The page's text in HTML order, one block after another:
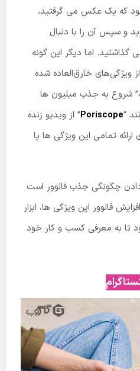
که یک عکس می گرفتید،
و سپس آن را با دنبال
گذاشتید. اما دیگر این گونه
ویژگی‌های خارق‌العاده شده
شروع به جذب میلیون ها
“
Poriscope” از ویدیو زنده
ارائه تمامی این ویژگی ها پا
چگونگی جذب فالوور است
فالوور این ویژگی ها، ابزار
تا به معرفی کسب و کار خود